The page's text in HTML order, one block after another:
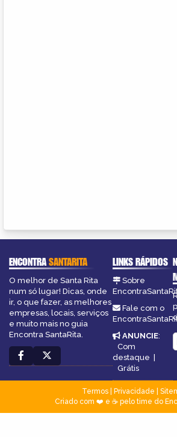
ENCONTRASANTARITA
O melhor de Santa Rita
num só lugar! Dicas, onde
ir, o que fazer, as melhores
empresas, locais, serviços
e muito mais no guia
Encontra SantaRita.
LINKS RÁPIDOS
Sobre
Fale com o
ANUNCIE:
Com
destaque
Grátis
Termos| Privacidade
Criado com ❤️ e ☕ pelo time do